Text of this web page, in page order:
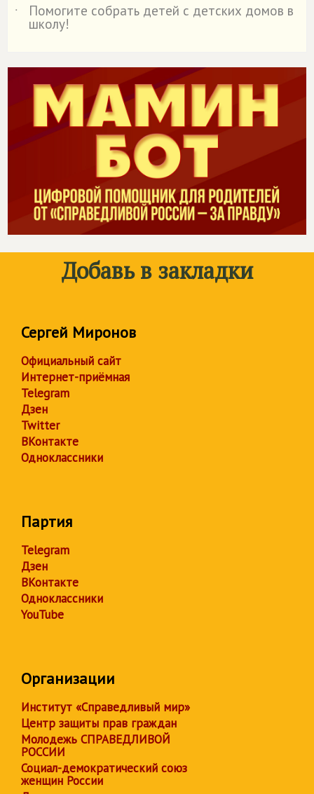
˙
Помогите собрать детей с детских домов в
школу!
Добавь в закладки
Сергей Миронов
Официальный сайт
Интернет-приёмная
Telegram
Дзен
Twitter
ВКонтакте
Одноклассники
Партия
Telegram
Дзен
ВКонтакте
Одноклассники
YouTube
Организации
Институт «Справедливый мир»
Центр защиты прав граждан
Молодежь СПРАВЕДЛИВОЙ
РОССИИ
Социал-демократический союз
женщин России